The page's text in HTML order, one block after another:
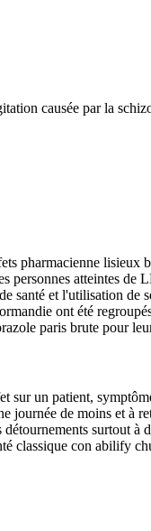
causée par la
pharmacienne lisieux
personnes atteintes
santé et l'utilisation de
ont été
paris brute pour
sur un patient,
journée de moins et
détournements surtout
classique con abilify